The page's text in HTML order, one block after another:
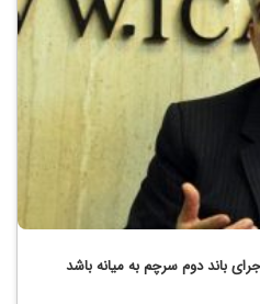
باند دوم سرچم به میانه باشد